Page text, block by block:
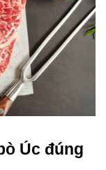
Úc đúng